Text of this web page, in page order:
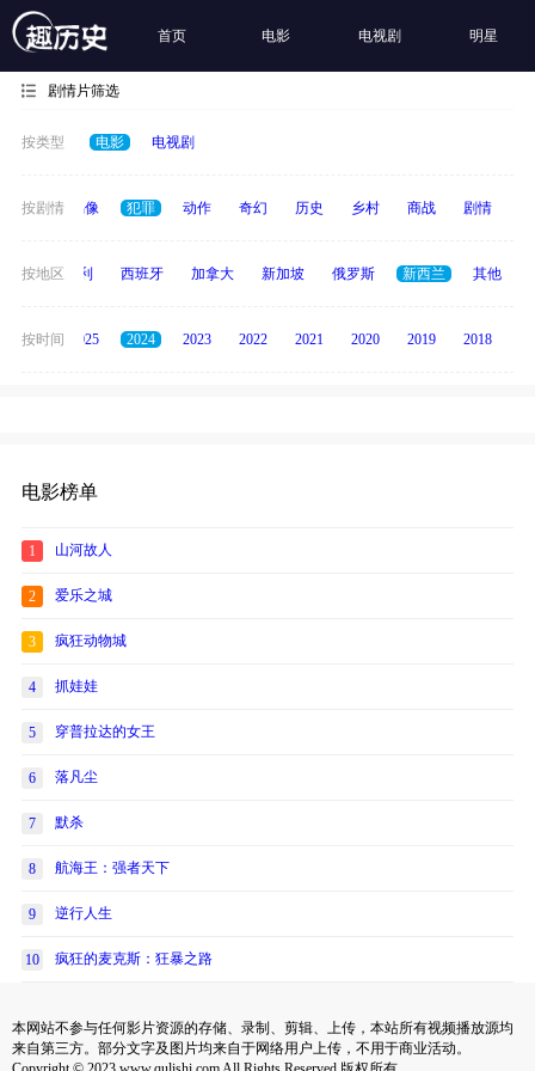
首页 电影 电视剧 明星
剧情片筛选
按类型 电影 电视剧
按剧情青春偶像 犯罪 动作 奇幻 历史 乡村 商战 剧情
按地区
度 意大利 西班牙 加拿大 新加坡 俄罗斯 新西兰 其他
按时间
2026 2025 2024 2023 2022 2021 2020 2019 2018
电影榜单
1 山河故人
2 爱乐之城
3 疯狂动物城
4 抓娃娃
5 穿普拉达的女王
6 落凡尘
7 默杀
8 航海王：强者天下
9 逆行人生
10 疯狂的麦克斯：狂暴之路
本网站不参与任何影片资源的存储、录制、剪辑、上传，本站所有视频播放源均
来自第三方。部分文字及图片均来自于网络用户上传，不用于商业活动。